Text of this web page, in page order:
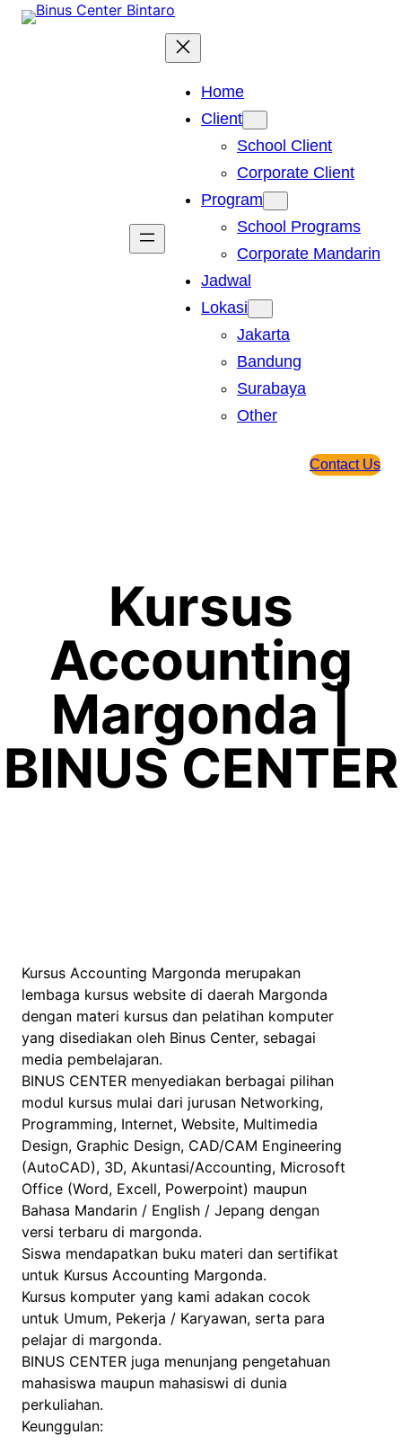
Skip
Home
Client
School Client
Corporate Client
Program
School Programs
Corporate Mandarin
Jadwal
Lokasi
Jakarta
Bandung
Surabaya
Other
Contact Us
Kursus
Accounting
Margonda |
BINUS CENTER
Kursus Accounting Margonda merupakan
lembaga kursus website di daerah Margonda
dengan materi kursus dan pelatihan komputer
yang disediakan oleh Binus Center, sebagai
media pembelajaran.
BINUS CENTER menyediakan berbagai pilihan
modul kursus mulai dari jurusan Networking,
Programming, Internet, Website, Multimedia
Design, Graphic Design, CAD/CAM Engineering
(AutoCAD), 3D, Akuntasi/Accounting, Microsoft
Office (Word, Excell, Powerpoint) maupun
Bahasa Mandarin / English / Jepang dengan
versi terbaru di margonda.
Siswa mendapatkan buku materi dan sertifikat
untuk Kursus Accounting Margonda.
Kursus komputer yang kami adakan cocok
untuk Umum, Pekerja / Karyawan, serta para
pelajar di margonda.
BINUS CENTER juga menunjang pengetahuan
mahasiswa maupun mahasiswi di dunia
perkuliahan.
Keunggulan: